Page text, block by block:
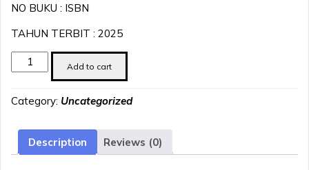
NO BUKU : ISBN
TAHUN TERBIT : 2025
Mata
Air
Esai-
Tentang
Resistensi,
Add to cart
Category: Uncategorized
Description Reviews (0)